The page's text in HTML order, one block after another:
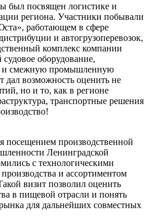
был посвящен логистике и
региона. Участники побывали
работающем в сфере
и автогрузоперевозок,
комплекс компании
оборудование,
и смежную промышленную
возможность оценить не
но и то, как в регионе
транспортные решения
посещением производственной
Ленинградской
с технологическими
и ассортиментом
визит позволил оценить
в пищевой отрасли и понять
для дальнейших совместных